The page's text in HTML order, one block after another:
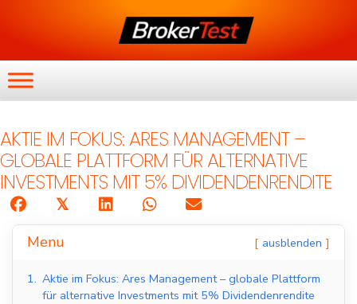
AKTIE IM FOKUS: ARES MANAGEMENT –
GLOBALE PLATTFORM FÜR ALTERNATIVE
INVESTMENTS MIT 5% DIVIDENDENRENDITE
𝕏
Menu ausblenden
1. Aktie im Fokus: Ares Management – globale Plattform
für alternative Investments mit 5% Dividendenrendite